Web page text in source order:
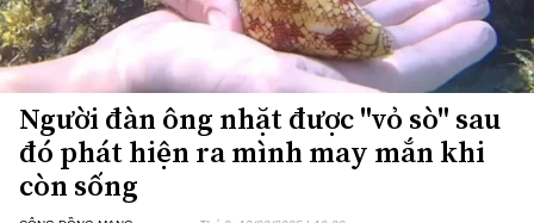
Người đàn ông nhặt được "vỏ sò" sau
đó phát hiện ra mình may mắn khi
còn sống